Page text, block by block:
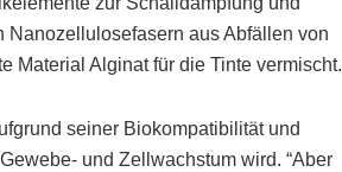
Nanozellulosefasern aus Abfällen von
Material Alginat für die Tinte vermischt.
seiner Biokompatibilität und
und Zellwachstum wird. “Aber